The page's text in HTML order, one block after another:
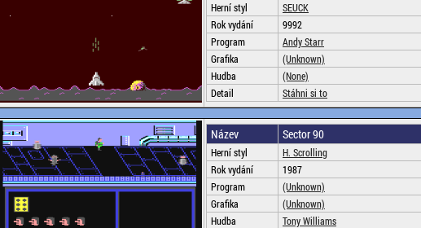
Herní styl
SEUCK
Rok vydání
9992
Program
Andy Starr
Grafika
(Unknown)
Hudba
(None)
Detail
Stáhni si to
Název Sector 90
Herní styl
H. Scrolling
Rok vydání
1987
Program
(Unknown)
Grafika
(Unknown)
Hudba
Tony Williams